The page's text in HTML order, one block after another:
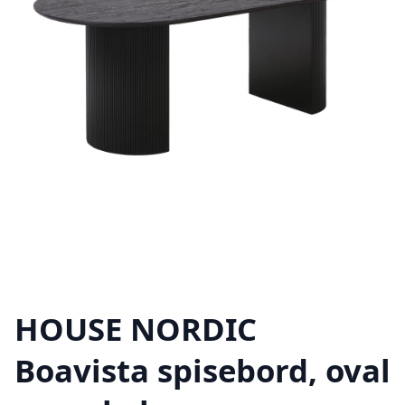
HOUSE NORDIC
Boavista spisebord, oval